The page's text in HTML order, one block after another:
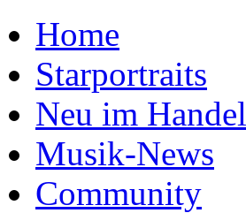
Home
Starportraits
Neu im Handel
Musik-News
Community